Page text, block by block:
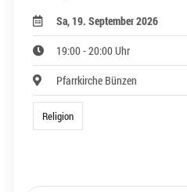
Sa, 19. September 2026
19:00 - 20:00 Uhr
Pfarrkirche Bünzen
Religion